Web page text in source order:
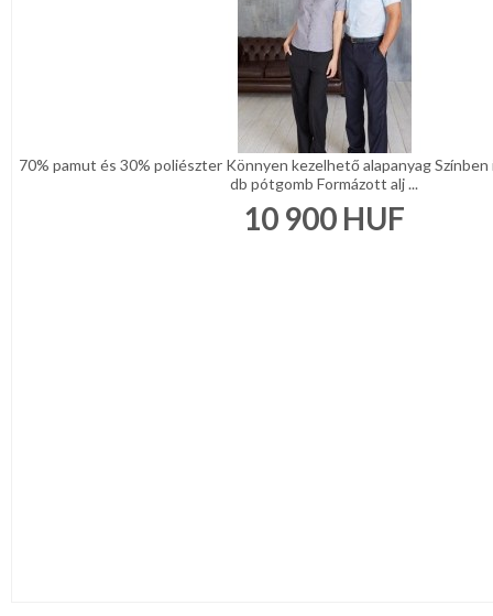
70% pamut és 30% poliészter Könnyen kezelhető alapanyag
db pótgomb Formázott alj ...
10 900 HUF